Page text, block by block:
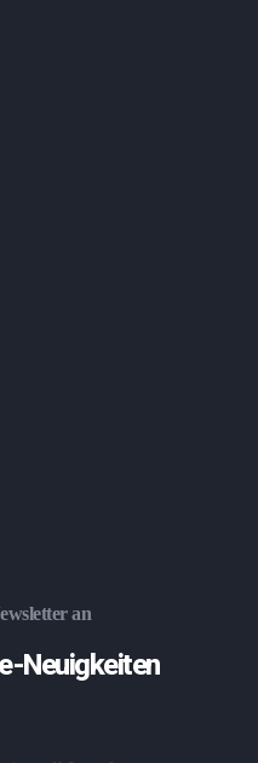
an
Neuigkeiten